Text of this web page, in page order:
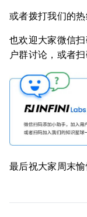
或者拨打我们的热
也欢迎大家微信扫
户群讨论，或者
最后祝大家周末愉